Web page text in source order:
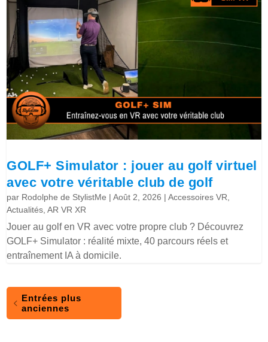
GOLF+ Simulator : jouer au golf virtuel
avec votre véritable club de golf
par Rodolphe de StylistMe |Août 2, 2026 |Accessoires VR
Actualités ,AR VR XR
Jouer au golf en VR avec votre propre club ? Découvrez
GOLF+ Simulator : réalité mixte, 40 parcours réels et
entraînement IA à domicile.
Entrées plus
anciennes